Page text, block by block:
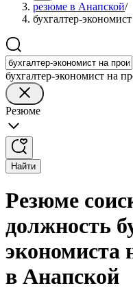
резюме в Анапской/
бухгалтер-
бухгалтер-экономист на
Резюме
Найти
Резюме
должность
экономиста
в Анапской